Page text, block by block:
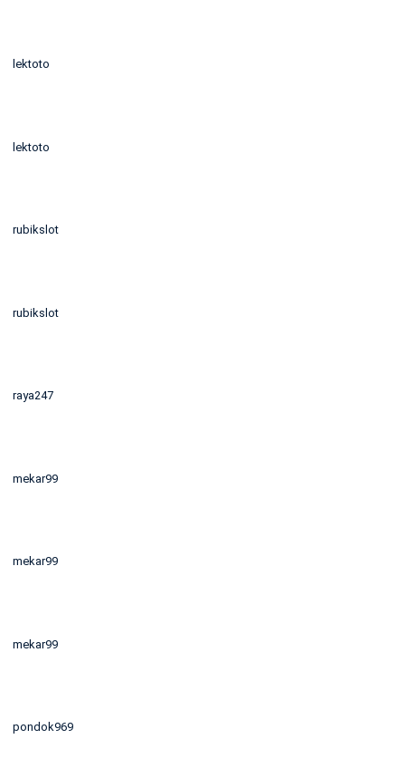
lektoto
lektoto
rubikslot
rubikslot
raya247
mekar99
mekar99
mekar99
pondok969